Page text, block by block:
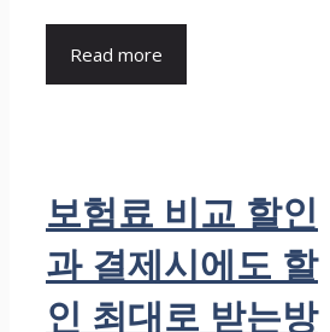
Read more
보험료 비교 할인
과 결제시에도 할
인 최대로 받는방